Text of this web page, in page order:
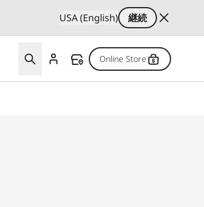
USA (English)
継続
Online Store